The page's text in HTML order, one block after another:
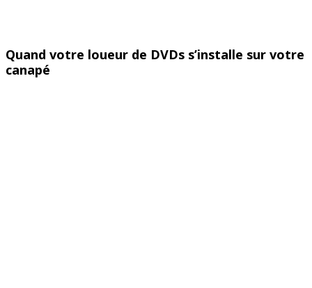
Quand votre loueur de DVDs s’installe sur votre
canapé